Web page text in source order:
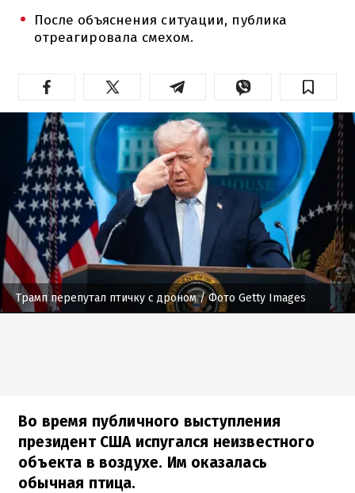
После объяснения ситуации, публика
отреагировала смехом.
Трамп перепутал птичку с дроном/ Фото Getty Images
Во время публичного выступления
президент США испугался неизвестного
объекта в воздухе. Им оказалась
обычная птица.